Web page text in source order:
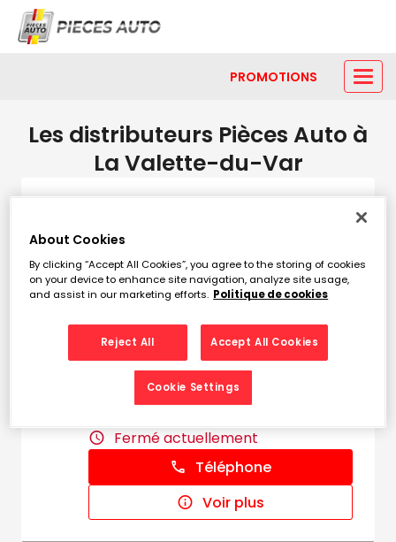
PROMOTIONS
Les distributeurs Pièces Auto à
La Valette-du-Var
Modifier
Liste Carte
COMPTOIR PIECES AUTO -LA
SEYNE
76 AVENUE LEON GAMBETTA
Fermé actuellement
Téléphone
Voir plus
About Cookies
By clicking “Accept All Cookies”, you agree to the storing of cookies
on your device to enhance site navigation, analyze site usage,
and assist in our marketing efforts. Politique de cookies
Reject All Accept All Cookies
Cookie Settings